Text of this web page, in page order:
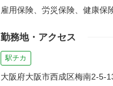
雇用保険、労災保険、健康保
勤務地・アクセス
駅チカ
大阪府大阪市西成区梅南2-5-